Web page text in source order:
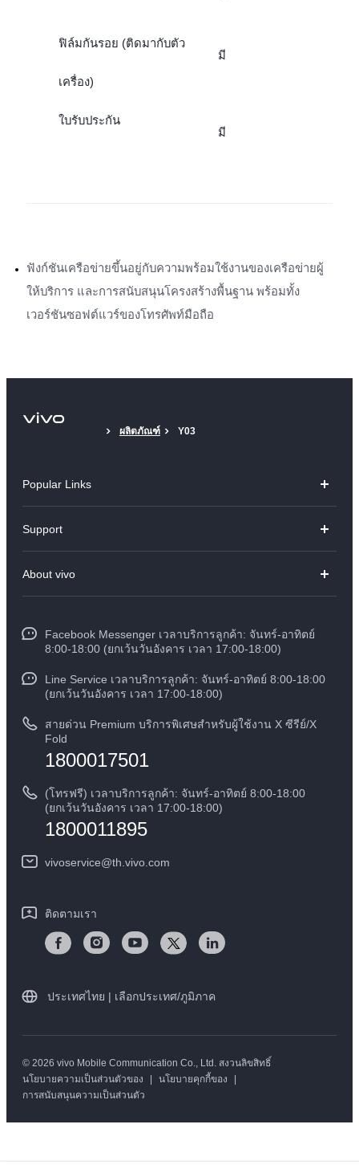
ฟิล์มกันรอย (ติดมากับตัว
เครื่อง)
มี
ใบรับประกัน
มี
ฟังก์ชันเครือข่ายขึ้นอยู่กับความพร้อมใช้งานของเครือข่ายผู้
ให้บริการ และการสนับสนุนโครงสร้างพื้นฐาน พร้อมทั้ง
เวอร์ชันซอฟต์แวร์ของโทรศัพท์มือถือ
ผลิตภัณฑ์ Y03
Popular Links
X300
Y31 5G
Support
Funtouch OS
สอบถามเกี่ยวกับราคาอะไหล่
การตรวจยืนยันหมายเลข IMEI
คำแนะนำเกี่ยวกับบัตรรับประกันของ vivo
ดาวน์โหลด LUTs สำหรับการคืนค่า Log
About vivo
ข้อมูลข่าว
สมัครงานที่ vivo
ข้อกฏหมาย
เกี่ยวกับเรา
ศูนย์ความเป็นส่วนตัวของวีโว่
ความยั่งยืน
Facebook Messenger เวลาบริการลูกค้า: จันทร์-อาทิตย์
8:00-18:00 (ยกเว้นวันอังคาร เวลา 17:00-18:00)
Line Service เวลาบริการลูกค้า: จันทร์-อาทิตย์ 8:00-18:00
(ยกเว้นวันอังคาร เวลา 17:00-18:00)
สายด่วน Premium บริการพิเศษสำหรับผู้ใช้งาน X ซีรีย์/X
Fold
1800017501
(โทรฟรี) เวลาบริการลูกค้า: จันทร์-อาทิตย์ 8:00-18:00
(ยกเว้นวันอังคาร เวลา 17:00-18:00)
1800011895
vivoservice@th.vivo.com
ติดตามเรา
ประเทศไทย | เลือกประเทศ/ภูมิภาค
© 2026 vivo Mobile Communication Co., Ltd. สงวนลิขสิทธิ์
นโยบายความเป็นส่วนตัวของ
| นโยบายคุกกี้ของ
|
การสนับสนุนความเป็นส่วนตัว